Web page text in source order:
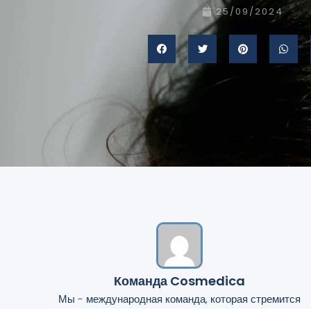
25/09/2024
Команда Cosmedica
Мы - международная команда, которая стремится